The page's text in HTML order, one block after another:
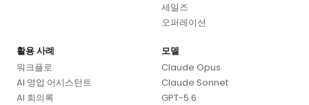
세일즈
오퍼레이션
활용 사례
워크플로
AI 영업 어시스턴트
AI 회의록
모델
Claude Opus
Claude Sonnet
GPT-5.6